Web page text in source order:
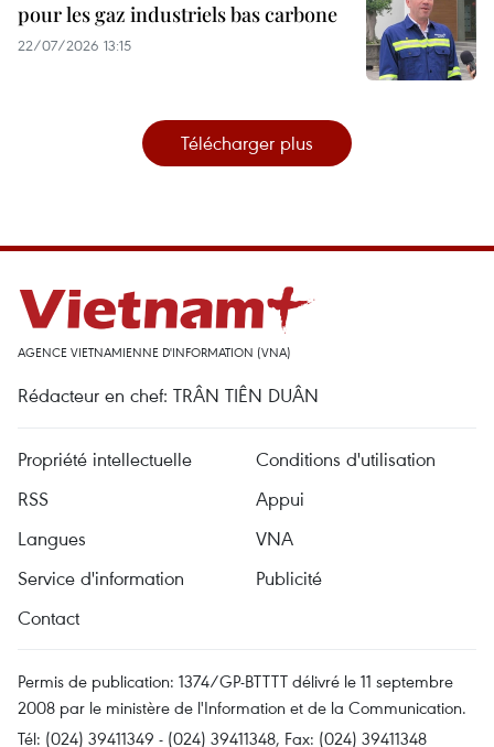
pour les gaz industriels bas carbone
22/07/2026 13:15
Télécharger plus
AGENCE VIETNAMIENNE D'INFORMATION (VNA)
Rédacteur en chef: TRÂN TIÊN DUÂN
Propriété intellectuelle
Conditions d'utilisation
RSS
Appui
Langues
VNA
Service d'information
Publicité
Contact
Permis de publication: 1374/GP-BTTTT délivré le 11 septembre
2008 par le ministère de l'Information et de la Communication.
Tél: (024) 39411349 - (024) 39411348, Fax: (024) 39411348